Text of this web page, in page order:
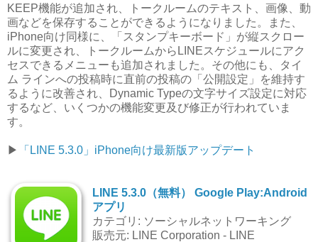
KEEP機能が追加され、トークルームのテキスト、画像、動
画などを保存することができるようになりました。また、
iPhone向け同様に、「スタンプキーボード」が縦スクロー
ルに変更され、トークルームからLINEスケジュールにアク
セスできるメニューも追加されました。その他にも、タイ
ム ラインへの投稿時に直前の投稿の「公開設定」を維持す
るように改善され、Dynamic Typeの文字サイズ設定に対応
するなど、いくつかの機能変更及び修正が行われていま
す。
▶︎ 「LINE 5.3.0」iPhone向け最新版アップデート
LINE 5.3.0（無料）
Google Play:Android
アプリ
カテゴリ: ソーシャルネットワーキング
販売元: LINE Corporation - LINE